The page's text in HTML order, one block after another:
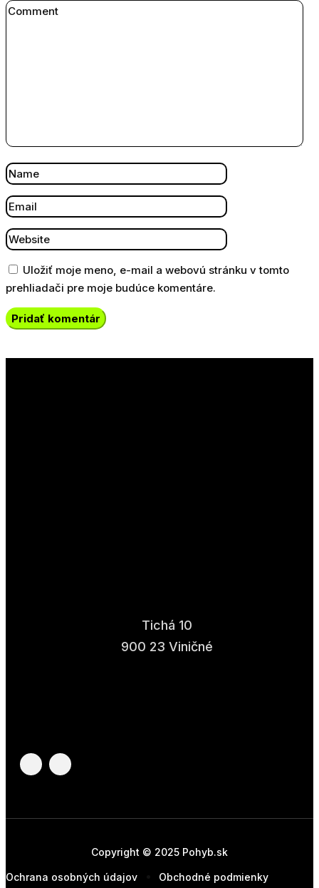
Uložiť moje meno, e-mail a webovú stránku v tomto
prehliadači pre moje budúce komentáre.
Tichá 10
900 23 Viničné
Copyright © 2025 Pohyb.sk
Ochrana osobných údajov Obchodné podmienky